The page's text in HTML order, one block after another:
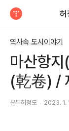
허
역사속 도시이야기
마산항
(乾卷) /
운무허정도 2023. 1.